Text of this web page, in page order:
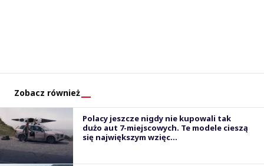
Zobacz również
Polacy jeszcze nigdy nie kupowali tak
dużo aut 7-miejscowych. Te modele cieszą
się największym wzięc...